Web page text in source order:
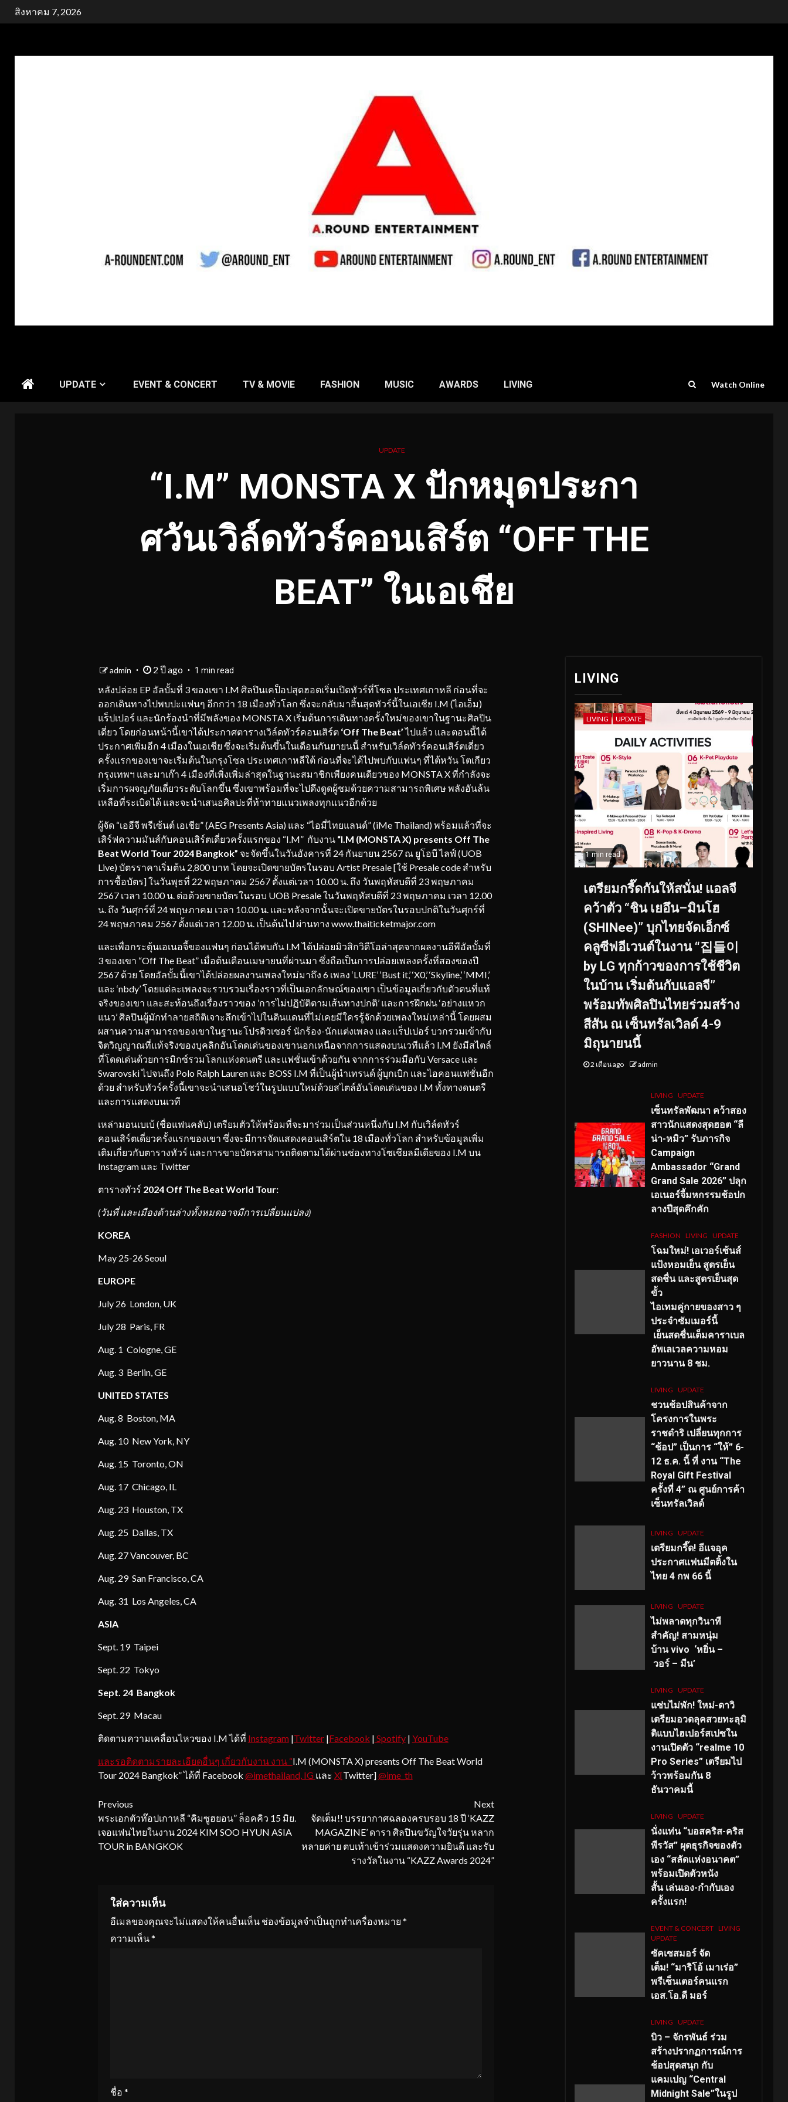
Skipสิงหาคม 7, 2026
UPDATE EVENT & CONCERT TV & MOVIE FASHION MUSIC AWARDS LIVING Watch Online
UPDATE
“I.M” MONSTA X ปักหมุดประกา
ศวันเวิล์ดทัวร์คอนเสิร์ต “OFF THE
BEAT” ในเอเชีย
admin 2 ปี ago 1 min read
หลังปล่อย EP อัลบั้มที่ 3 ของเขา I.M ศิลปินเคป็อปสุดฮอตเริ่มเปิดทัวร์ที่โซล ประเทศเกาหลี ก่อนที่จะ
ออกเดินทางไปพบปะแฟนๆ อีกกว่า 18 เมืองทั่วโลก ซึ่งจะกลับมาสิ้นสุดทัวร์นี้ในเอเชีย I.M (ไอเอ็ม)
แร็ปเปอร์ และนักร้องนำที่มีพลังของ MONSTA X เริ่มต้นการเดินทางครั้งใหม่ของเขาในฐานะศิลปิน
เดี่ยว โดยก่อนหน้านี้เขาได้ประกาศตารางเวิล์ดทัวร์คอนเสิร์ต ‘Off The Beat’ไปแล้ว และตอนนี้ได้
ประกาศเพิ่มอีก 4 เมืองในเอเชีย ซึ่งจะเริ่มต้นขึ้นในเดือนกันยายนนี้ สำหรับเวิล์ดทัวร์คอนเสิร์ตเดี่ยว
ครั้งแรกของเขาจะเริ่มต้นในกรุงโซล ประเทศเกาหลีใต้ ก่อนที่จะได้ไปพบกับแฟนๆ ที่ไต้หวัน โตเกียว
กรุงเทพฯ และมาเก๊า 4 เมืองที่เพิ่งเพิ่มล่าสุดในฐานะสมาชิกเพียงคนเดียวของ MONSTA X ที่กำลังจะ
เริ่มการผจญภัยเดี่ยวระดับโลกขึ้น ซึ่งเขาพร้อมที่จะไปดึงดูดผู้ชมด้วยความสามารถพิเศษ พลังอันล้น
เหลือที่ระเบิดได้ และจะนำเสนอศิลปะที่ท้าทายแนวเพลงทุกแนวอีกด้วย
ผู้จัด “เออีจี พรีเซ้นต์ เอเชีย” (AEG Presents Asia) และ “ไอมี่ไทยแลนด์” (iMe Thailand) พร้อมแล้วที่จะ
เสิร์ฟความมันส์กับคอนเสิร์ตเดี่ยวครั้งแรกของ “I.M” กับงาน “I.M (MONSTA X) presents Off The
Beat World Tour 2024 Bangkok” จะจัดขึ้นในวันอังคารที่ 24 กันยายน 2567 ณ ยูโอบี ไลฟ์ (UOB
Live) บัตรราคาเริ่มต้น 2,800 บาท โดยจะเปิดขายบัตรในรอบ Artist Presale [ใช้ Presale code สำหรับ
การซื้อบัตร] ในวันพุธที่ 22 พฤษภาคม 2567 ตั้งแต่เวลา 10.00 น. ถึง วันพฤหัสบดีที่ 23 พฤษภาคม
2567 เวลา 10.00 น. ต่อด้วยขายบัตรในรอบ UOB Presale ในวันพฤหัสบดีที่ 23 พฤษภาคม เวลา 12.00
น. ถึง วันศุกร์ที่ 24 พฤษภาคม เวลา 10.00 น. และหลังจากนั้นจะเปิดขายบัตรในรอบปกติในวันศุกร์ที่
24 พฤษภาคม 2567 ตั้งแต่เวลา 12.00 น. เป็นต้นไป ผ่านทาง www.thaiticketmajor.com
และเพื่อกระตุ้นเอเนอจี้ของแฟนๆ ก่อนได้พบกัน I.M ได้ปล่อยมิวสิกวิดีโอล่าสุดจากผลงานอีพีอัลบั้มที่
3 ของเขา “Off The Beat” เมื่อต้นเดือนเมษายนที่ผ่านมา ซึ่งถือเป็นการปล่อยเพลงครั้งที่สองของปี
2567 ด้วย โดยอัลบั้มนี้เขาได้ปล่อยผลงานเพลงใหม่มาถึง 6 เพลง ‘LURE’ ‘Bust it,’ ‘X0,’ ‘Skyline,’ ‘MMI,’
และ ‘nbdy’ โดยแต่ละเพลงจะรวบรวมเรื่องราวที่เป็นเอกลักษณ์ของเขา เป็นข้อมูลเกี่ยวกับตัวตนที่แท้
จริงของเขา และสะท้อนถึงเรื่องราวของ ’การไม่ปฏิบัติตามเส้นทางปกติ’ และการฝึกฝน ‘อย่างแหวก
แนว’ ศิลปินผู้มักทำลายสถิติเจาะลึกเข้าไปในดินแดนที่ไม่เคยมีใครรู้จักด้วยเพลงใหม่เหล่านี้ โดยผสม
ผสานความสามารถของเขาในฐานะโปรดิวเซอร์ นักร้อง-นักแต่งเพลง และแร็ปเปอร์ บวกรวมเข้ากับ
จิตวิญญาณที่แท้จริงของบุคลิกอันโดดเด่นของเขานอกเหนือจากการแสดงบนเวทีแล้ว I.M ยังมีสไตล์
ที่โดดเด่นด้วยการมิกซ์รวมโลกแห่งดนตรี และแฟชั่นเข้าด้วยกัน จากการร่วมมือกับ Versace และ
Swarovski ไปจนถึง Polo Ralph Lauren และ BOSS I.M ที่เป็นผู้นำเทรนด์ ผู้บุกเบิก และไอคอนแฟชั่นอีก
ด้วย สำหรับทัวร์ครั้งนี้เขาจะนำเสนอโชว์ในรูปแบบใหม่ด้วยสไตล์อันโดดเด่นของ I.M ทั้งทางดนตรี
และการแสดงบนเวที
เหล่ามอนเบเบ้ (ชื่อแฟนคลับ) เตรียมตัวให้พร้อมที่จะมาร่วมเป็นส่วนหนึ่งกับ I.M กับเวิล์ดทัวร์
คอนเสิร์ตเดี่ยวครั้งแรกของเขา ซึ่งจะมีการจัดแสดงคอนเสิร์ตใน 18 เมืองทั่วโลก สำหรับข้อมูลเพิ่ม
เติมเกี่ยวกับตารางทัวร์ และการขายบัตรสามารถติดตามได้ผ่านช่องทางโซเชียลมีเดียของ I.M บน
Instagram และ Twitter
ตารางทัวร์ 2024 Off The Beat World Tour:
(วันที่ และเมืองด้านล่างทั้งหมดอาจมีการเปลี่ยนแปลง)
KOREA
May 25-26 Seoul
EUROPE
July 26 London, UK
July 28 Paris, FR
Aug. 1 Cologne, GE
Aug. 3 Berlin, GE
UNITED STATES
Aug. 8 Boston, MA
Aug. 10 New York, NY
Aug. 15 Toronto, ON
Aug. 17 Chicago, IL
Aug. 23 Houston, TX
Aug. 25 Dallas, TX
Aug. 27 Vancouver, BC
Aug. 29 San Francisco, CA
Aug. 31 Los Angeles, CA
ASIA
Sept. 19 Taipei
Sept. 22 Tokyo
Sept. 24 Bangkok
Sept. 29 Macau
ติดตามความเคลื่อนไหวของ I.M ได้ที่ Instagram|Twitter|Facebook | Spotify| YouTube
และรอติดตามรายละเอียดอื่นๆ เกี่ยวกับงาน งาน “I.M (MONSTA X) presents Off The Beat World
Tour 2024 Bangkok” ได้ที่ Facebook @imethailand, IG และ X[Twitter]@ime_th
Continue
Reading
Previous
พระเอกตัวท๊อปเกาหลี “คิมซูฮยอน” ล็อคคิว 15 มิย.
เจอแฟนไทยในงาน 2024 KIM SOO HYUN ASIA
TOUR in BANGKOK
Next
จัดเต็ม!! บรรยากาศฉลองครบรอบ 18 ปี ‘KAZZ
MAGAZINE’ ดารา ศิลปินขวัญใจวัยรุ่น หลาก
หลายค่าย ตบเท้าเข้าร่วมแสดงความยินดี และรับ
รางวัลในงาน “KAZZ Awards 2024”
ใส่ความเห็น
อีเมลของคุณจะไม่แสดงให้คนอื่นเห็น ช่องข้อมูลจำเป็นถูกทำเครื่องหมาย *
ความเห็น*
ชื่อ *
LIVING
LIVING UPDATE
1 min read
เตรียมกรี๊ดกันให้สนั่น! แอลจี
คว้าตัว “ชิน เยอึน–มินโฮ
(SHINee)” บุกไทยจัดเอ็กซ์
คลูซีฟอีเวนต์ในงาน “집들이
by LG ทุกก้าวของการใช้ชีวิต
ในบ้าน เริ่มต้นกับแอลจี”
พร้อมทัพศิลปินไทยร่วมสร้าง
สีสัน ณ เซ็นทรัลเวิลด์ 4-9
มิถุนายนนี้
2 เดือน ago admin
LIVING UPDATE
เซ็นทรัลพัฒนา คว้าสอง
สาวนักแสดงสุดฮอต “ลี
น่า-หมิว” รับภารกิจ
Campaign
Ambassador “Grand
Grand Sale 2026” ปลุก
เอเนอร์จี้มหกรรมช้อปก
ลางปีสุดคึกคัก
FASHION LIVING UPDATE
โฉมใหม่! เอเวอร์เซ้นส์
แป้งหอมเย็น สูตรเย็น
สดชื่น และสูตรเย็นสุด
ขั้ว
ไอเทมคู่กายของสาว ๆ
ประจำซัมเมอร์นี้
เย็นสดชื่นเต็มคาราเบล
อัพเลเวลความหอม
ยาวนาน 8 ชม.
LIVING UPDATE
ชวนช้อปสินค้าจาก
โครงการในพระ
ราชดำริ เปลี่ยนทุกการ
“ช้อป” เป็นการ “ให้” 6-
12 ธ.ค. นี้ ที่ งาน “The
Royal Gift Festival
ครั้งที่ 4” ณ ศูนย์การค้า
เซ็นทรัลเวิลด์
LIVING UPDATE
เตรียมกรี๊ด! อีแจอุค
ประกาศแฟนมีตติ้งใน
ไทย 4 กพ 66 นี้
LIVING UPDATE
ไม่พลาดทุกวินาที
สำคัญ! สามหนุ่ม
บ้าน vivo ‘หยิ่น –
วอร์ – มีน’
LIVING UPDATE
แซ่บไม่พัก! ใหม่-ดาวิ
เตรียมอวดลุคสวยทะลุมิ
ติแบบไฮเปอร์สเปซใน
งานเปิดตัว “realme 10
Pro Series” เตรียมไป
ว้าวพร้อมกัน 8
ธันวาคมนี้
LIVING UPDATE
นั่งแท่น “บอสคริส-คริส
พีรวัส” ผุดธุรกิจของตัว
เอง “สลัดแห่งอนาคต”
พร้อมเปิดตัวหนัง
สั้น เล่นเอง-กำกับเอง
ครั้งแรก!
EVENT & CONCERT LIVING
UPDATE
ซัคเซสมอร์ จัด
เต็ม! “มาริโอ้ เมาเร่อ”
พรีเซ็นเตอร์คนแรก
เอส.โอ.ดี มอร์
LIVING UPDATE
บิว – จักรพันธ์ ร่วม
สร้างปรากฏการณ์การ
ช้อปสุดสนุก กับ
แคมเปญ “Central
Midnight Sale”ในรูป